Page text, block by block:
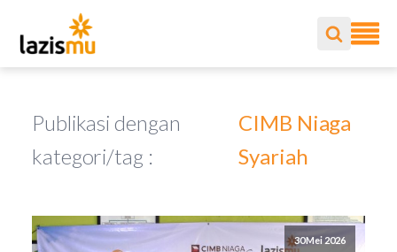
Publikasi dengan
kategori/tag :
CIMB Niaga
Syariah
30 Mei 2026